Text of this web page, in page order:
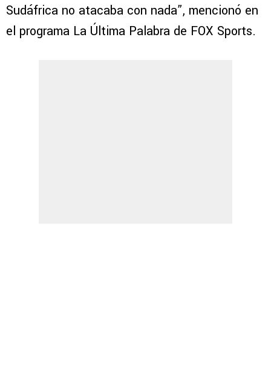
Sudáfrica no atacaba con nada”, mencionó en
el programa La Última Palabra de FOX Sports.